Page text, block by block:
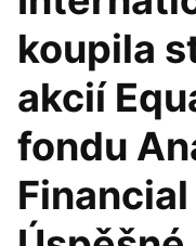
koupila
akcií
fondu